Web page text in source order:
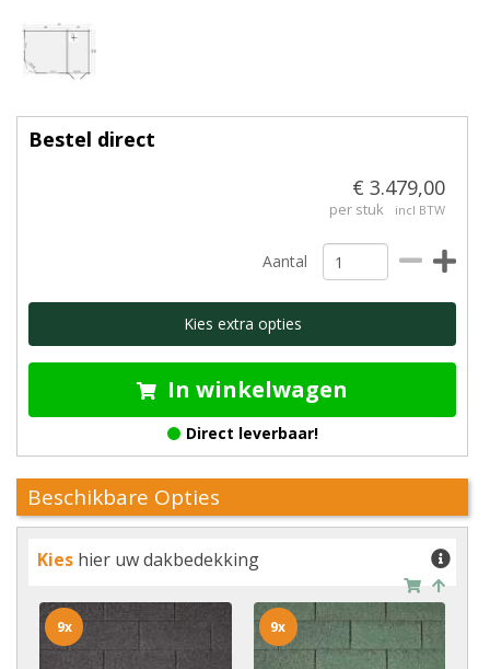
Bestel direct
€ 3.479,00
per stuk incl BTW
Aantal
Kies extra opties
In winkelwagen
Direct leverbaar!
Beschikbare Opties
Kies hier uw dakbedekking
9x 9x